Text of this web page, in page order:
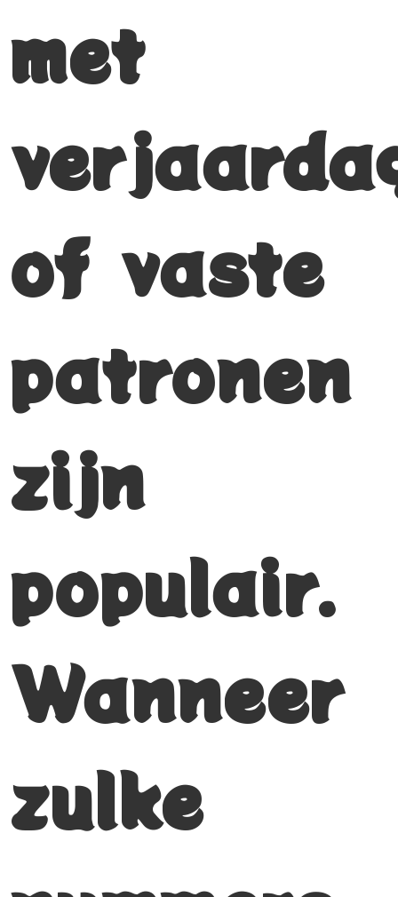
met
of vaste
patronen
zijn
populair.
Wanneer
zulke